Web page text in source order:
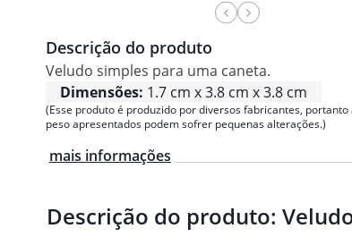
Descrição do produto
Veludo simples para uma caneta.
Dimensões: 1.7 cm x 3.8 cm x 3.8 cm
(Esse produto é produzido por diversos fabricantes, portanto
peso apresentados podem sofrer pequenas alterações.)
mais informações
Descrição do produto: